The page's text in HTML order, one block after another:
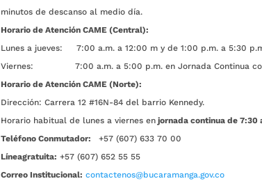
minutos de descanso al medio día.
Horario de Atención CAME (Central):
Lunes a jueves: 7:00 a.m. a 12:00 m y de 1:00 p.m. a 5:30
Viernes: 7:00 a.m. a 5:00 p.m. en Jornada Continua con
Horario de Atención CAME (Norte):
Dirección: Carrera 12 #16N-84 del barrio Kennedy.
Horario habitual de lunes a viernes en jornada continua de 7:30
Teléfono Conmutador:
+57 (607) 633 70 00
Líneagratuita: +57 (607) 652 55 55
Correo Institucional: contactenos@bucaramanga.gov.co